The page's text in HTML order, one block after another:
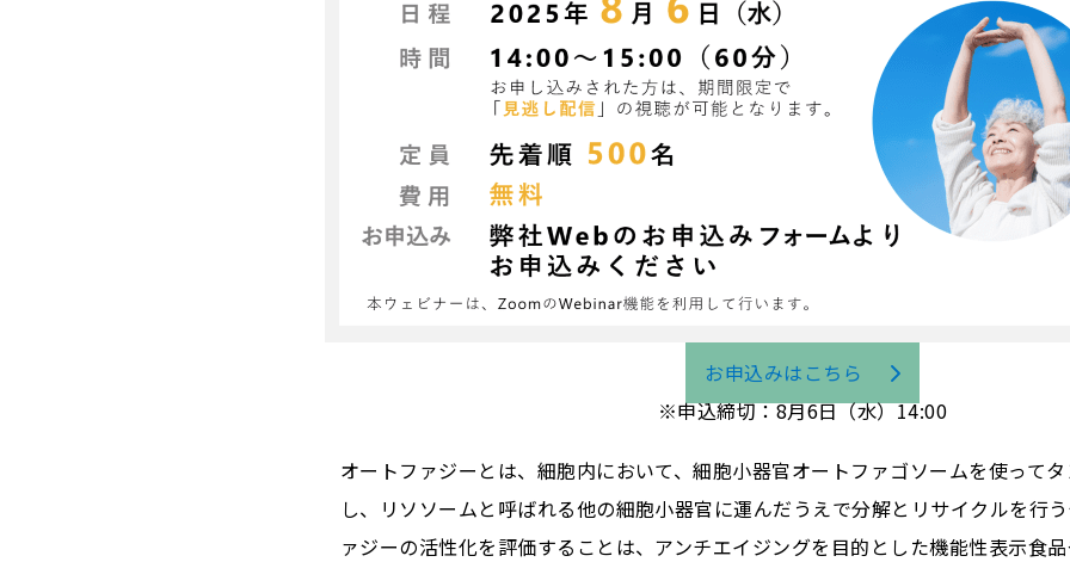
お申込みはこちら
※申込締切：8月6日（水）14:00
オートファジーとは、細胞内において、細胞小器官オートファゴソームを使って
し、リソソームと呼ばれる他の細胞小器官に運んだうえで分解とリサイクルを行
ァジーの活性化を評価することは、アンチエイジングを目的とした機能性表示食